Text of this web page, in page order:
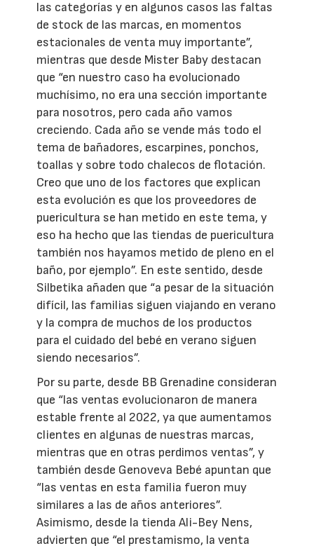
las categorías y en algunos casos las faltas
de stock de las marcas, en momentos
estacionales de venta muy importante”,
mientras que desde Mister Baby destacan
que “en nuestro caso ha evolucionado
muchísimo, no era una sección importante
para nosotros, pero cada año vamos
creciendo. Cada año se vende más todo el
tema de bañadores, escarpines, ponchos,
toallas y sobre todo chalecos de flotación.
Creo que uno de los factores que explican
esta evolución es que los proveedores de
puericultura se han metido en este tema, y
eso ha hecho que las tiendas de puericultura
también nos hayamos metido de pleno en el
baño, por ejemplo”. En este sentido, desde
Silbetika añaden que “a pesar de la situación
difícil, las familias siguen viajando en verano
y la compra de muchos de los productos
para el cuidado del bebé en verano siguen
siendo necesarios”.
Por su parte, desde BB Grenadine consideran
que “las ventas evolucionaron de manera
estable frente al 2022, ya que aumentamos
clientes en algunas de nuestras marcas,
mientras que en otras perdimos ventas”, y
también desde Genoveva Bebé apuntan que
“las ventas en esta familia fueron muy
similares a las de años anteriores”.
Asimismo, desde la tienda Ali-Bey Nens,
advierten que “el prestamismo, la venta